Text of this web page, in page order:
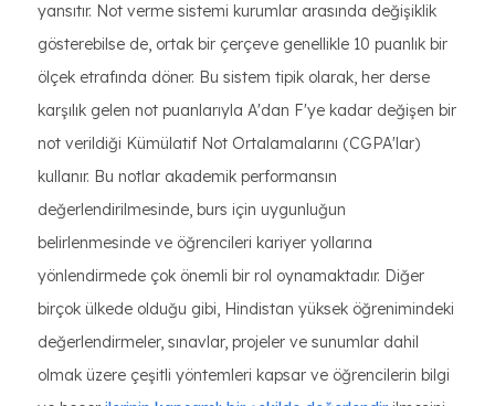
yansıtır. Not verme sistemi kurumlar arasında değişiklik
gösterebilse de, ortak bir çerçeve genellikle 10 puanlık bir
ölçek etrafında döner. Bu sistem tipik olarak, her derse
karşılık gelen not puanlarıyla A'dan F'ye kadar değişen bir
not verildiği Kümülatif Not Ortalamalarını (CGPA'lar)
kullanır. Bu notlar akademik performansın
değerlendirilmesinde, burs için uygunluğun
belirlenmesinde ve öğrencileri kariyer yollarına
yönlendirmede çok önemli bir rol oynamaktadır. Diğer
birçok ülkede olduğu gibi, Hindistan yüksek öğrenimindeki
değerlendirmeler, sınavlar, projeler ve sunumlar dahil
olmak üzere çeşitli yöntemleri kapsar ve öğrencilerin bilgi